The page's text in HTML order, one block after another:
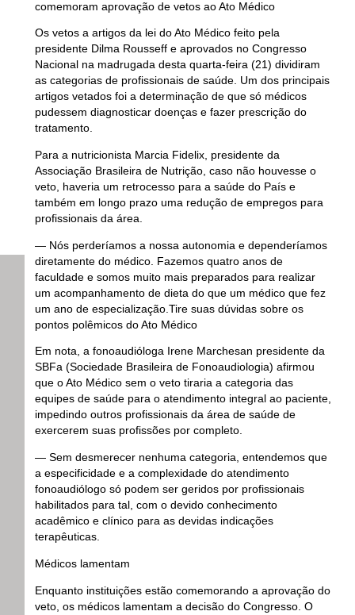
comemoram aprovação de vetos ao Ato Médico
Os vetos a artigos da lei do Ato Médico feito pela
presidente Dilma Rousseff e aprovados no Congresso
Nacional na madrugada desta quarta-feira (21) dividiram
as categorias de profissionais de saúde. Um dos principais
artigos vetados foi a determinação de que só médicos
pudessem diagnosticar doenças e fazer prescrição do
tratamento.
Para a nutricionista Marcia Fidelix, presidente da
Associação Brasileira de Nutrição, caso não houvesse o
veto, haveria um retrocesso para a saúde do País e
também em longo prazo uma redução de empregos para
profissionais da área.
— Nós perderíamos a nossa autonomia e dependeríamos
diretamente do médico. Fazemos quatro anos de
faculdade e somos muito mais preparados para realizar
um acompanhamento de dieta do que um médico que fez
um ano de especialização.Tire suas dúvidas sobre os
pontos polêmicos do Ato Médico
Em nota, a fonoaudióloga Irene Marchesan presidente da
SBFa (Sociedade Brasileira de Fonoaudiologia) afirmou
que o Ato Médico sem o veto tiraria a categoria das
equipes de saúde para o atendimento integral ao paciente,
impedindo outros profissionais da área de saúde de
exercerem suas profissões por completo.
— Sem desmerecer nenhuma categoria, entendemos que
a especificidade e a complexidade do atendimento
fonoaudiólogo só podem ser geridos por profissionais
habilitados para tal, com o devido conhecimento
acadêmico e clínico para as devidas indicações
terapêuticas.
Médicos lamentam
Enquanto instituições estão comemorando a aprovação do
veto, os médicos lamentam a decisão do Congresso. O